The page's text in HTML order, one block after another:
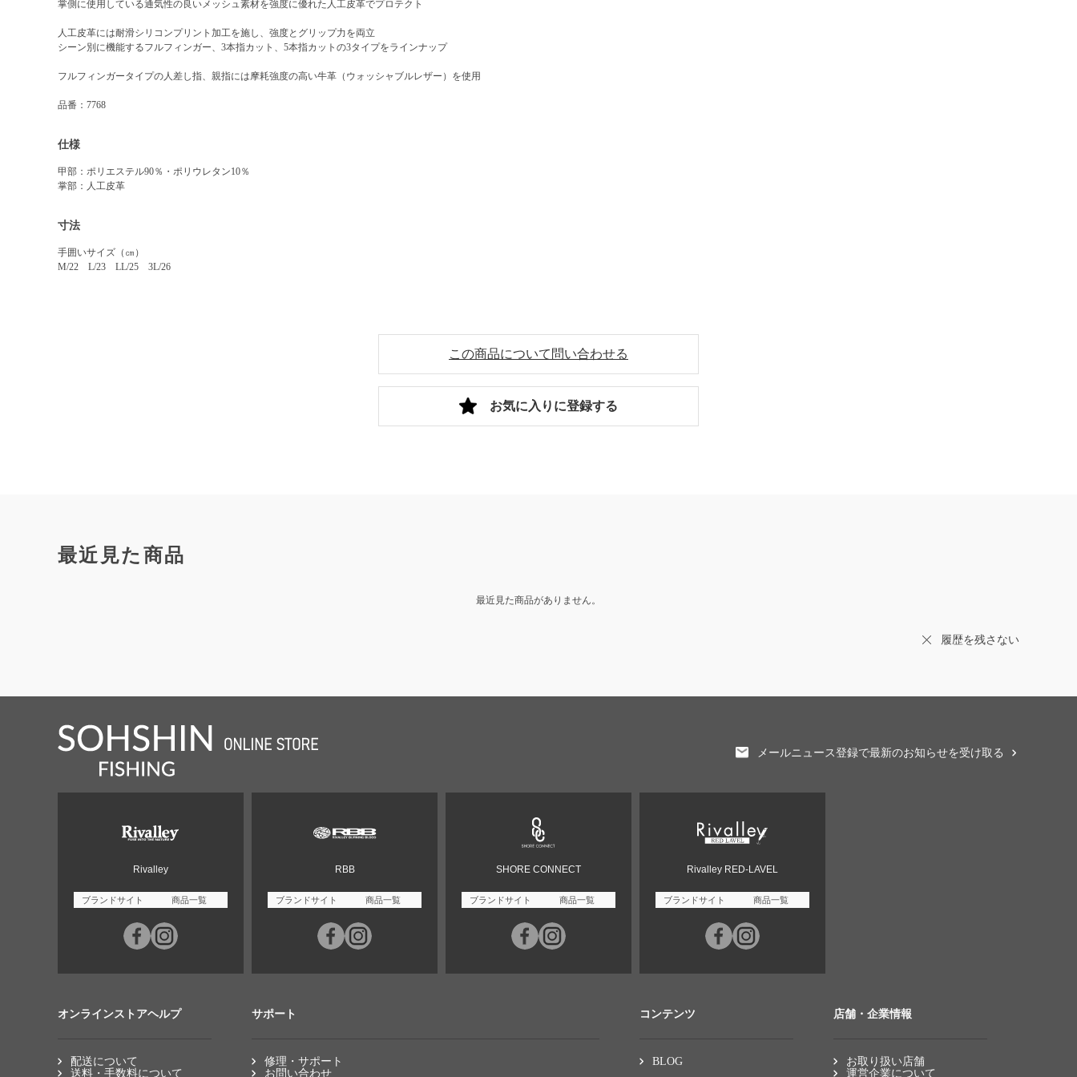
掌側に使用している通気性の良いメッシュ素材を強度に優れた人工皮革でプロテクト
人工皮革には耐滑シリコンプリント加工を施し、強度とグリップ力を両立
シーン別に機能するフルフィンガー、3本指カット、5本指カットの3タイプをラインナップ
フルフィンガータイプの人差し指、親指には摩耗強度の高い牛革（ウォッシャブルレザー）を使用
品番：7768
仕様
甲部：ポリエステル90％・ポリウレタン10％
掌部：人工皮革
寸法
手囲いサイズ（㎝）
M/22 L/23 LL/25 3L/26
この商品について問い合わせる
お気に入りに登録する
最近見た商品
最近見た商品がありません。
履歴を残さない
メールニュース登録で最新のお知らせを受け取る
Rivalley
ブランドサイト 商品一覧
RBB
ブランドサイト 商品一覧
SHORE CONNECT
ブランドサイト 商品一覧
Rivalley RED-LAVEL
ブランドサイト 商品一覧
オンラインストアヘルプ
配送について
送料・手数料について
サポート
修理・サポート
お問い合わせ
コンテンツ
BLOG
店舗・企業情報
お取り扱い店舗
運営企業について